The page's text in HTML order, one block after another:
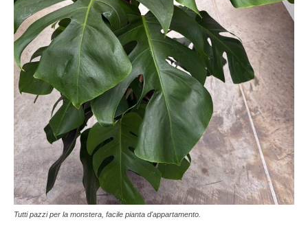
Tutti pazzi per la monstera, facile pianta d'appartamento.